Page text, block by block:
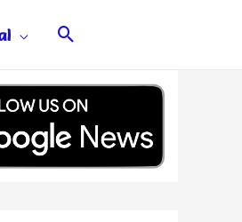
Search